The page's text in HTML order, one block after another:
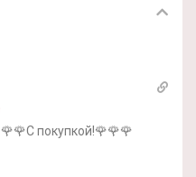
покупкой!🌹🌹🌹